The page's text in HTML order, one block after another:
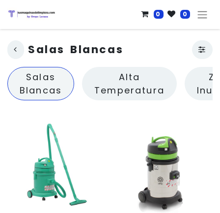
0 0
Salas Blancas
Salas
Blancas
Alta
Temperatura